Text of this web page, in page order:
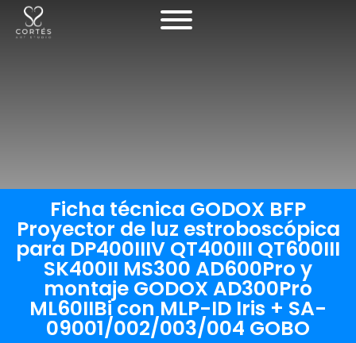
Ficha técnica GODOX BFP
Proyector de luz estroboscópica
para DP400IIIV QT400III QT600III
SK400II MS300 AD600Pro y
montaje GODOX AD300Pro
ML60IIBi con MLP-ID Iris + SA-
09001/002/003/004 GOBO